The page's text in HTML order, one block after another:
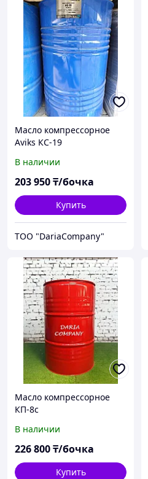
Масло компрессорное
Aviks КС-19
В наличии
203 950₸/бочка
Купить
TOO "DariaCompany"
Масло компрессорное
КП-8с
В наличии
226 800₸/бочка
Купить